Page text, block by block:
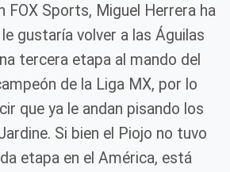
FOX Sports, Miguel Herrera ha
gustaría volver a las Águilas
tercera etapa al mando del
de la Liga MX, por lo
que ya le andan pisando los
Si bien el Piojo no tuvo
etapa en el América, está